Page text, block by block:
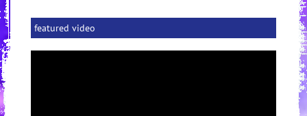
featured video